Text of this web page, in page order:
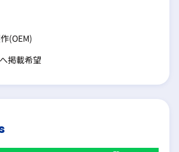
(OEM)
掲載希望